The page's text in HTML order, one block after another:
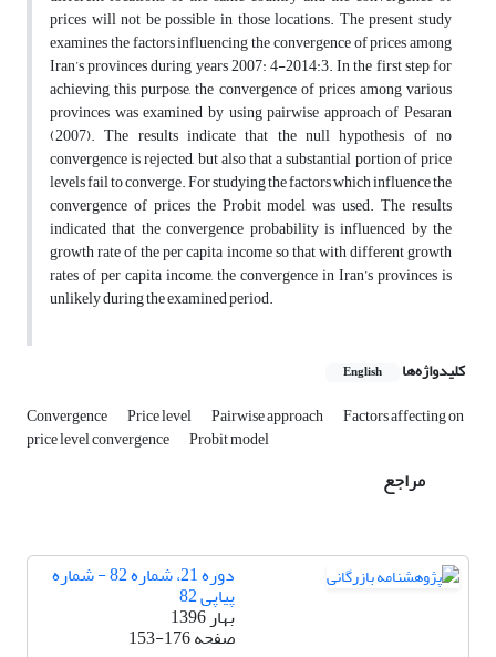
prices will not be possible in those locations. The present study
examines the factors influencing the convergence of prices among
Iran’s provinces during years 2007: 4-2014:3. In the first step for
achieving this purpose, the convergence of prices among various
provinces was examined by using pairwise approach of Pesaran
(2007). The results indicate that the null hypothesis of no
convergence is rejected, but also that a substantial portion of price
levels fail to converge. For studying the factors which influence the
convergence of prices the Probit model was used. The results
indicated that the convergence probability is influenced by the
growth rate of the per capita income so that with different growth
rates of per capita income, the convergence in Iran’s provinces is
unlikely during the examined period.
کلیدواژه‌ها English
Convergence Price level Pairwise approach Factors affecting on
price level convergence Probit model
مراجع
دوره 21، شماره 82 - شماره
پیاپی 82
بهار 1396
صفحه153-176